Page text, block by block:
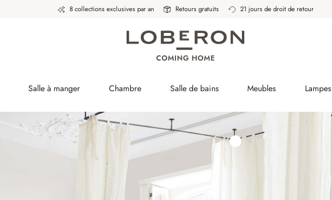
8 collections exclusives par an Retours gratuits 21 jours de droit de retour
Salle à manger Chambre Salle de bains Meubles Lampes